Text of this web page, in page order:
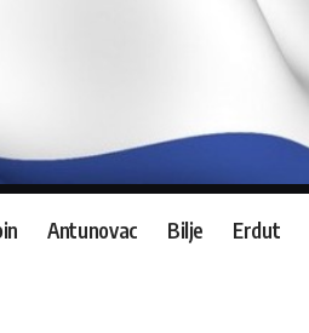
Antunovac Bilje Erdut